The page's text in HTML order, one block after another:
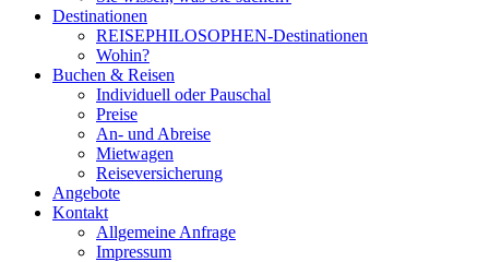
Destinationen
REISEPHILOSOPHEN-Destinationen
Wohin?
Buchen & Reisen
Individuell oder Pauschal
Preise
An- und Abreise
Mietwagen
Reiseversicherung
Angebote
Kontakt
Allgemeine Anfrage
Impressum